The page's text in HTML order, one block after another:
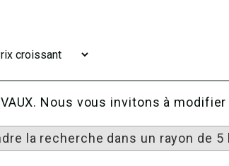
Nous vous invitons à
la recherche dans un rayon de 5